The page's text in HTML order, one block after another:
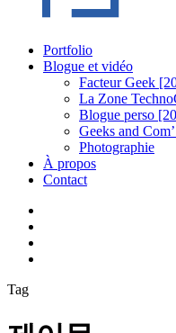
Portfolio
Blogue et vidéo
Facteur Geek
La Zone
Blogue perso
Geeks and
Photographie
À propos
Contact
Tag